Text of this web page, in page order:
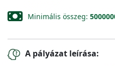
Minimális összeg:
A pályázat leírása: